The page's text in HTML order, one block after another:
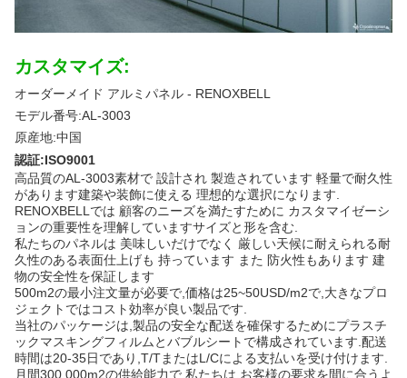
カスタマイズ:
オーダーメイド アルミパネル - RENOXBELL
モデル番号:AL-3003
原産地:中国
認証:ISO9001
高品質のAL-3003素材で 設計され 製造されています 軽量で耐久性
があります建築や装飾に使える 理想的な選択になります.
RENOXBELLでは 顧客のニーズを満たすために カスタマイゼーシ
ョンの重要性を理解していますサイズと形を含む.
私たちのパネルは 美味しいだけでなく 厳しい天候に耐えられる耐
久性のある表面仕上げも 持っています また 防火性もあります 建
物の安全性を保証します
500m2の最小注文量が必要で,価格は25~50USD/m2で,大きなプロ
ジェクトではコスト効率が良い製品です.
当社のパッケージは,製品の安全な配送を確保するためにプラスチ
ックマスキングフィルムとバブルシートで構成されています.配送
時間は20-35日であり,T/TまたはL/Cによる支払いを受け付けます.
月間300,000m2の供給能力で,私たちは,お客様の要求を間に合うよ